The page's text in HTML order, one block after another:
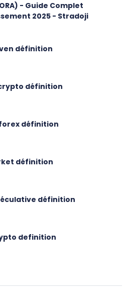
- Guide Complet
2025 - Stradoji
définition
définition
définition
définition
définition
definition